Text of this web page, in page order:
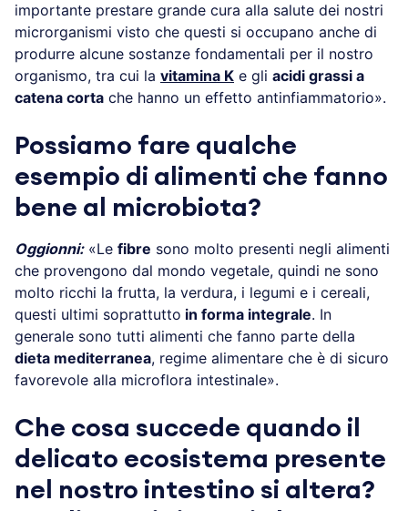
importante prestare grande cura alla salute dei nostri
microrganismi visto che questi si occupano anche di
produrre alcune sostanze fondamentali per il nostro
organismo, tra cui la vitamina K e gli acidi grassi a
catena corta che hanno un effetto antinfiammatorio».
Possiamo fare qualche
esempio di alimenti che fanno
bene al microbiota?
Oggionni:«Le fibre sono molto presenti negli alimenti
che provengono dal mondo vegetale, quindi ne sono
molto ricchi la frutta, la verdura, i legumi e i cereali,
questi ultimi soprattutto in forma integrale. In
generale sono tutti alimenti che fanno parte della
dieta mediterranea, regime alimentare che è di sicuro
favorevole alla microflora intestinale».
Che cosa succede quando il
delicato ecosistema presente
nel nostro intestino si altera?